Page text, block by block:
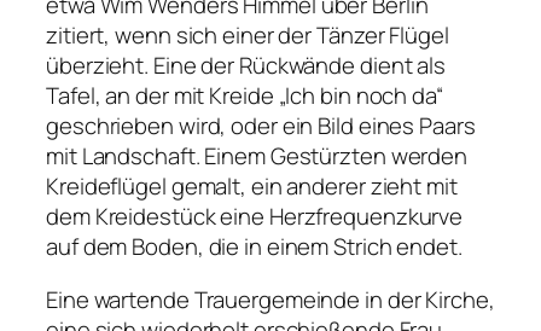
zitiert, wenn sich einer der Tänzer Flügel
überzieht. Eine der Rückwände dient als
Tafel, an der mit Kreide „Ich bin noch da“
geschrieben wird, oder ein Bild eines Paars
mit Landschaft. Einem Gestürzten werden
Kreideflügel gemalt, ein anderer zieht mit
dem Kreidestück eine Herzfrequenzkurve
auf dem Boden, die in einem Strich endet.
Eine wartende Trauergemeinde in der Kirche,